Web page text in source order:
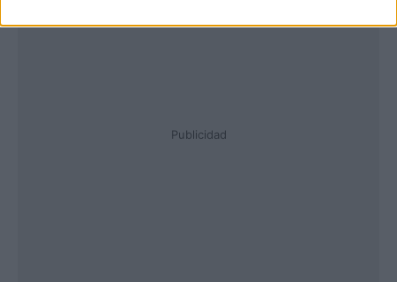
Publicidad